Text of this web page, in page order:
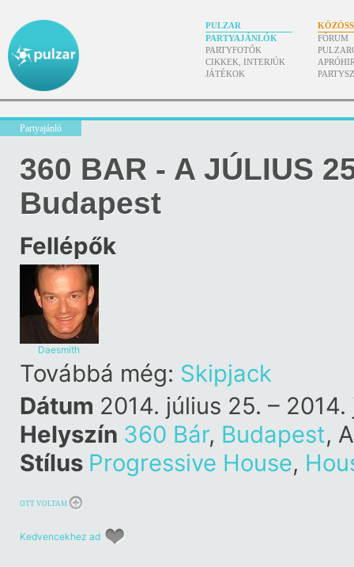
PULZAR
PARTYAJÁNLÓK
PARTYFOTÓK
CIKKEK, INTERJÚK
JÁTÉKOK
FÓRUM
Partyajánló
360 BAR - A JÚLIUS
Budapest
Fellépők
Daesmith
Továbbá még: Skipjack
Dátum 2014. július 25. –
Helyszín 360 Bár, Budapest,
Stílus Progressive House,
OTT VOLTAM
Kedvencekhez ad